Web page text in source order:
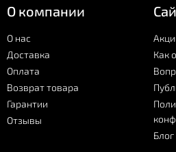
О компании
О нас
Доставка
Оплата
Возврат товара
Гарантии
Отзывы
Как
Блог